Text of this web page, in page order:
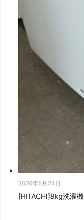
2026年5月24日
[HITACHI]8kg洗濯機